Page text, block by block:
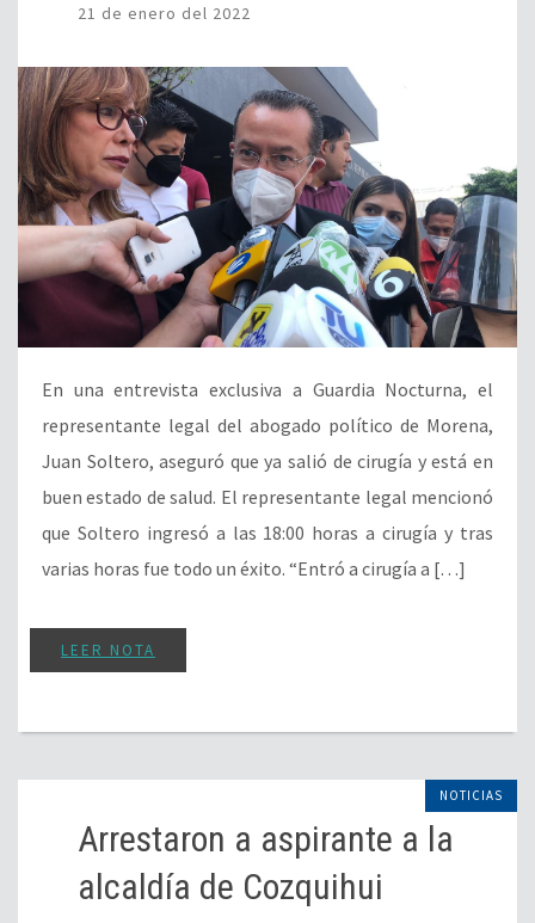
21 de enero del 2022
En una entrevista exclusiva a Guardia Nocturna, el
representante legal del abogado político de Morena,
Juan Soltero, aseguró que ya salió de cirugía y está en
buen estado de salud. El representante legal mencionó
que Soltero ingresó a las 18:00 horas a cirugía y tras
varias horas fue todo un éxito. “Entró a cirugía a […]
LEER NOTA
NOTICIAS
Arrestaron a aspirante a la
alcaldía de Cozquihui